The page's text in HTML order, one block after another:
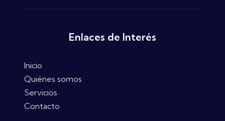
Enlaces de Interés
Inicio
Quiénes somos
Servicios
Contacto